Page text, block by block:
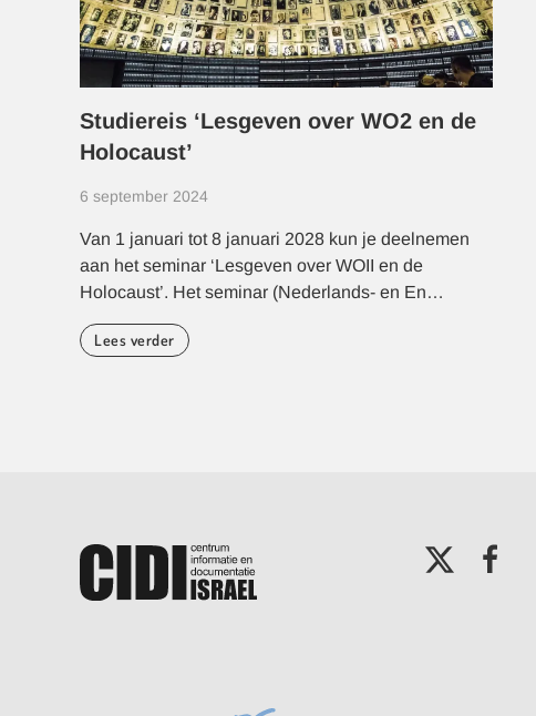
Studiereis ‘Lesgeven over WO2 en de
Holocaust’
6 september 2024
Van 1 januari tot 8 januari 2028 kun je deelnemen
aan het seminar ‘Lesgeven over WOII en de
Holocaust’. Het seminar (Nederlands- en En…
Lees verder